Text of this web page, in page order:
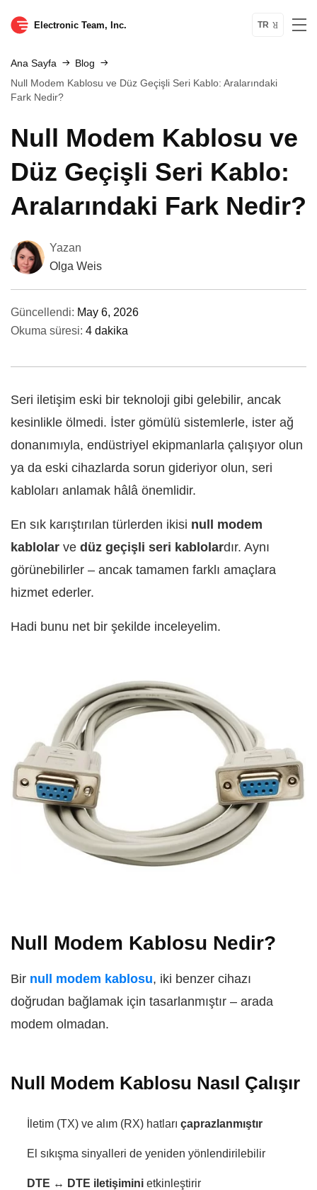
Electronic Team, Inc. TR
Ana Sayfa
Blog
Null Modem Kablosu ve Düz Geçişli Seri Kablo: Aralarındaki
Fark Nedir?
Null Modem Kablosu ve
Düz Geçişli Seri Kablo:
Aralarındaki Fark Nedir?
Yazan
Olga Weis
Güncellendi: May 6, 2026
Okuma süresi: 4 dakika
Seri iletişim eski bir teknoloji gibi gelebilir, ancak
kesinlikle ölmedi. İster gömülü sistemlerle, ister ağ
donanımıyla, endüstriyel ekipmanlarla çalışıyor olun
ya da eski cihazlarda sorun gideriyor olun, seri
kabloları anlamak hâlâ önemlidir.
En sık karıştırılan türlerden ikisi null modem
kablolar ve düz geçişli seri kablolardır. Aynı
görünebilirler – ancak tamamen farklı amaçlara
hizmet ederler.
Hadi bunu net bir şekilde inceleyelim.
Null Modem Kablosu Nedir?
Bir null modem kablosu, iki benzer cihazı
doğrudan bağlamak için tasarlanmıştır – arada
modem olmadan.
Null Modem Kablosu Nasıl Çalışır
İletim (TX) ve alım (RX) hatları çaprazlanmıştır
El sıkışma sinyalleri de yeniden yönlendirilebilir
DTE ↔ DTE iletişimini etkinleştirir